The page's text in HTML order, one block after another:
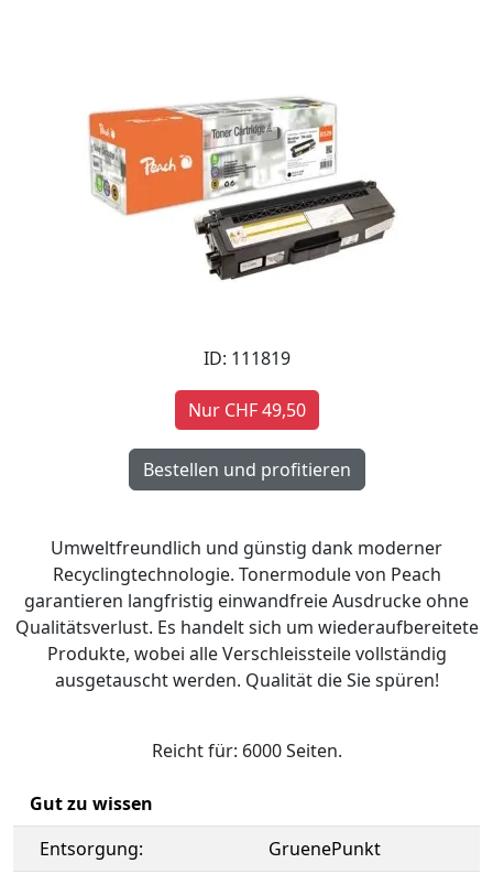
ID: 111819
Nur CHF 49,50
Umweltfreundlich und günstig dank moderner
Recyclingtechnologie. Tonermodule von Peach
garantieren langfristig einwandfreie Ausdrucke ohne
Qualitätsverlust. Es handelt sich um wiederaufbereitete
Produkte, wobei alle Verschleissteile vollständig
ausgetauscht werden. Qualität die Sie spüren!
Reicht für: 6000 Seiten.
Gut zu wissen
Entsorgung:
GruenePunkt